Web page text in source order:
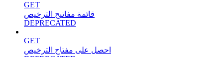
GET
قائمة مفاتيح الترخيص
DEPRECATED
GET
احصل على مفتاح الترخيص